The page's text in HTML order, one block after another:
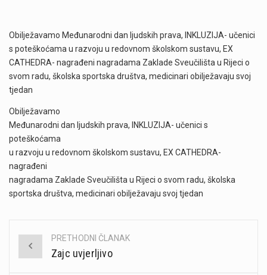
Obilježavamo Međunarodni dan ljudskih prava, INKLUZIJA- učenici
s poteškoćama u razvoju u redovnom školskom sustavu, EX
CATHEDRA- nagrađeni nagradama Zaklade Sveučilišta u Rijeci o
svom radu, školska sportska društva, medicinari obilježavaju svoj
tjedan
Obilježavamo
Međunarodni dan ljudskih prava, INKLUZIJA- učenici s
poteškoćama
u razvoju u redovnom školskom sustavu, EX CATHEDRA-
nagrađeni
nagradama Zaklade Sveučilišta u Rijeci o svom radu, školska
sportska društva, medicinari obilježavaju svoj tjedan
Post
navigation
PRETHODNI ČLANAK
Zajc uvjerljivo